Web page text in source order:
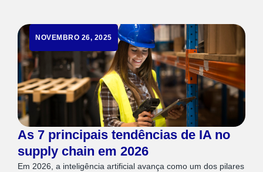
NOVEMBRO 26, 2025
As 7 principais tendências de IA no
supply chain em 2026
Em 2026, a inteligência artificial avança como um dos pilares